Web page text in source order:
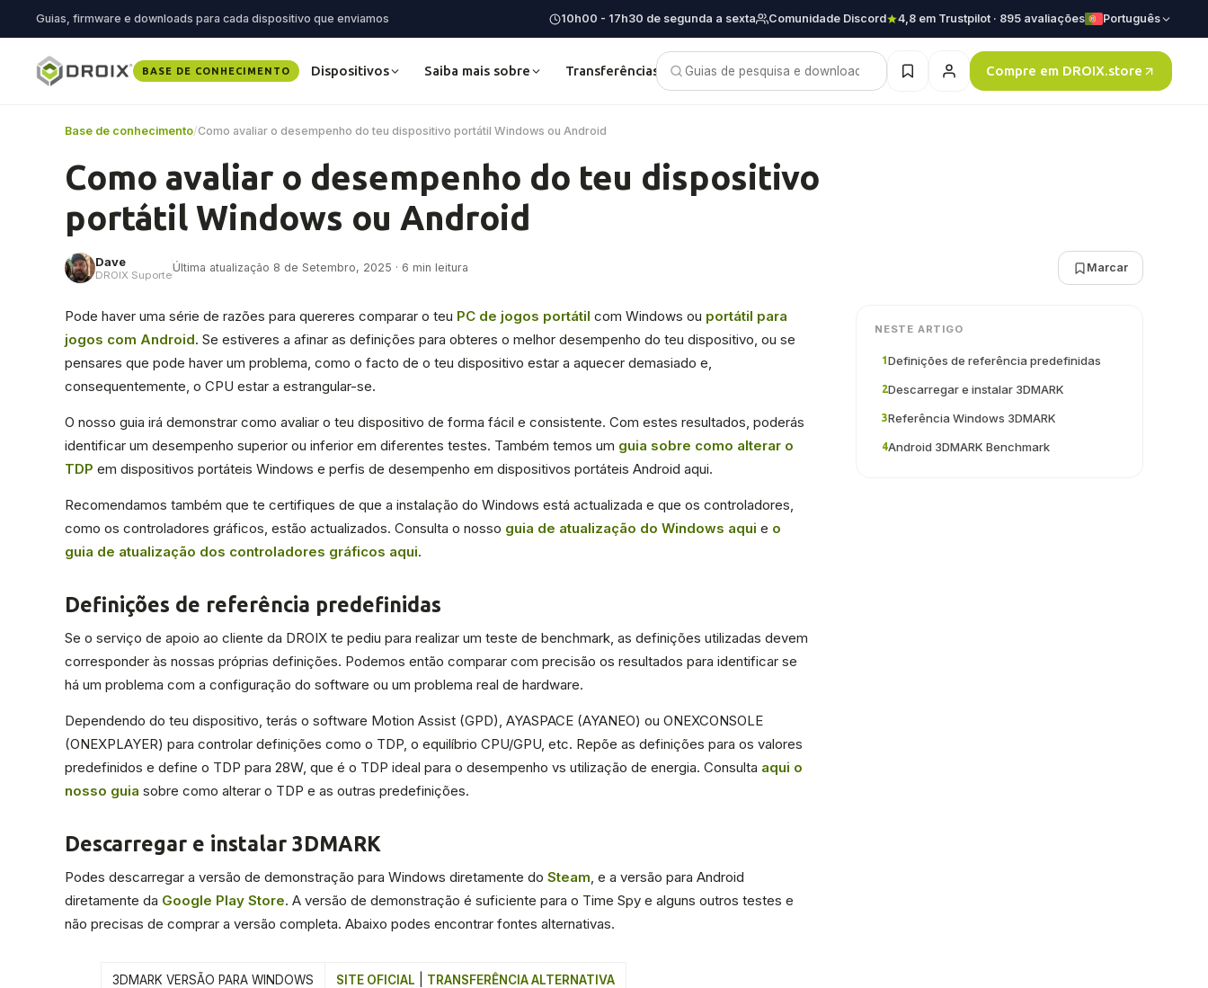
Guias, firmware e downloads para cada dispositivo que enviamos 10h00 - 17h30 de segunda a sexta Comunidade Discord 4,8 em Trustpilot · 895 avaliações Português
BASE DE CONHECIMENTO Dispositivos Saiba mais sobre Transferências 503 Blog Compre em DROIX.store
Base de conhecimento/Como avaliar o desempenho do teu dispositivo portátil Windows ou Android
Como avaliar o desempenho do teu dispositivo
portátil Windows ou Android
Dave
DROIX Suporte
Última atualização 8 de Setembro, 2025 · 6 min leitura Marcar
Pode haver uma série de razões para quereres comparar o teu PC de jogos portátil com Windows ou portátil para
jogos com Android. Se estiveres a afinar as definições para obteres o melhor desempenho do teu dispositivo, ou se
pensares que pode haver um problema, como o facto de o teu dispositivo estar a aquecer demasiado e,
consequentemente, o CPU estar a estrangular-se.
O nosso guia irá demonstrar como avaliar o teu dispositivo de forma fácil e consistente. Com estes resultados, poderás
identificar um desempenho superior ou inferior em diferentes testes. Também temos um guia sobre como alterar o
TDP em dispositivos portáteis Windows e perfis de desempenho em dispositivos portáteis Android aqui.
Recomendamos também que te certifiques de que a instalação do Windows está actualizada e que os controladores,
como os controladores gráficos, estão actualizados. Consulta o nosso guia de atualização do Windows aqui e o
guia de atualização dos controladores gráficos aqui.
Definições de referência predefinidas
Se o serviço de apoio ao cliente da DROIX te pediu para realizar um teste de benchmark, as definições utilizadas devem
corresponder às nossas próprias definições. Podemos então comparar com precisão os resultados para identificar se
há um problema com a configuração do software ou um problema real de hardware.
Dependendo do teu dispositivo, terás o software Motion Assist (GPD), AYASPACE (AYANEO) ou ONEXCONSOLE
(ONEXPLAYER) para controlar definições como o TDP, o equilíbrio CPU/GPU, etc. Repõe as definições para os valores
predefinidos e define o TDP para 28W, que é o TDP ideal para o desempenho vs utilização de energia. Consulta aqui o
nosso guia sobre como alterar o TDP e as outras predefinições.
Descarregar e instalar 3DMARK
Podes descarregar a versão de demonstração para Windows diretamente do Steam, e a versão para Android
diretamente da Google Play Store. A versão de demonstração é suficiente para o Time Spy e alguns outros testes e
não precisas de comprar a versão completa. Abaixo podes encontrar fontes alternativas.
3DMARK VERSÃO PARA WINDOWS SITE OFICIAL TRANSFERÊNCIA ALTERNATIVA
NESTE ARTIGO
1Definições de referência predefinidas
2Descarregar e instalar 3DMARK
3Referência Windows 3DMARK
4Android 3DMARK Benchmark